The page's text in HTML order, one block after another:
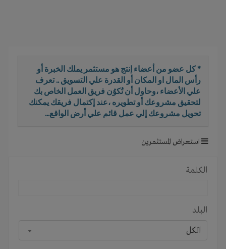
* كل عضو من أعضاء إنتج هو مستثمر يملك الخبرة أو
رأس المال او المكان أو القدرة علي التسويق .. تعرف
علي الأعضاء ،وحاول أن تُكوُن فريق العمل الخاص بك
لتحقيق مشروعك أو تطويره ،عند إكتمال فريقك يمكنك
تحويل مشروعك إلي عمل قائم علي أرض الواقع...
استعراض المستثمرين
الكلمة
البلد
الكل